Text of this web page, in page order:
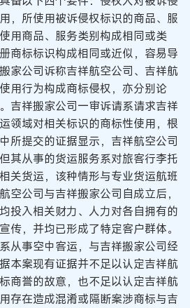
，所使用被诉侵权标识的商品、服
用商品、服务类别构成相同或类
商标标识构成相同或近似，容易导
家公司诉称吉祥航空公司、吉祥航
用行为构成商标侵权，亦分别论
吉祥搬家公司一审诉请系请求吉祥
领域对相关标识的商标性使用，根
所提交的证据显示，吉祥航空公司
其从事的货运服务系对旅客行李托
关货运，该种情形与专业货运航班
空公司与吉祥搬家公司自成立后，
投入相关财力、人力对各自拥有的
传，并均已形成了特定客户群体。
从事空中客运，与吉祥搬家公司经
本案现有证据并不足以认定吉祥航
商誉的故意，也不足以认定吉祥航
存在造成混淆或隔断案涉商标与吉